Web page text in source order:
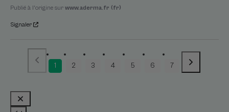
Publié à l'origine sur www.aderma.fr (fr)
Signaler
1 2 3 4 5 6 7